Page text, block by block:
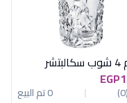
(0)
0 تم البيع